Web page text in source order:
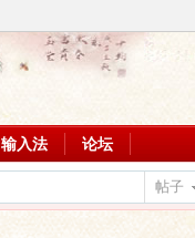
输入法 论坛
帖子